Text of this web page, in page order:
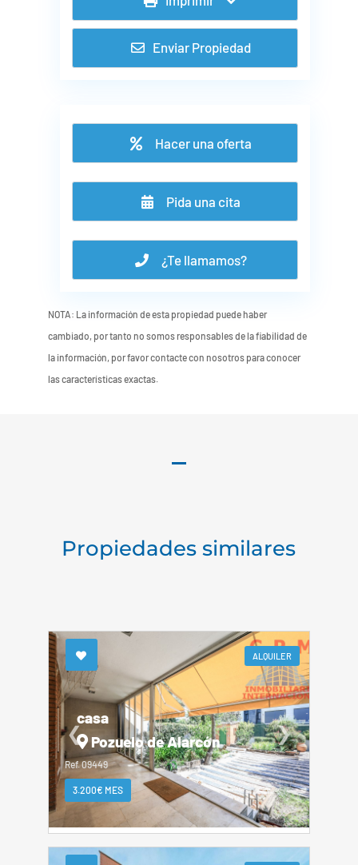
Enviar Propiedad
Hacer una oferta
Pida una cita
¿Te llamamos?
NOTA: La información de esta propiedad puede haber
cambiado, por tanto no somos responsables de la fiabilidad de
la información, por favor contacte con nosotros para conocer
las características exactas.
Propiedades similares
ALQUILER
casa
Pozuelo de Alarcón
Ref. 09449
3.200€ MES
❮ ❯